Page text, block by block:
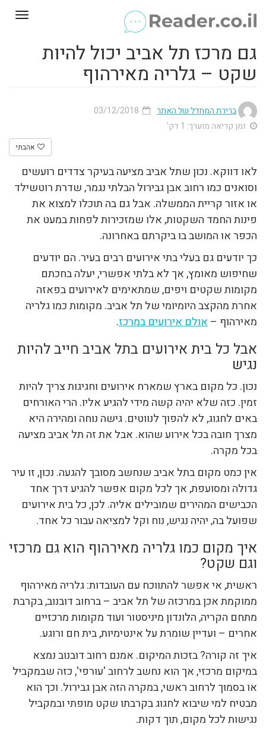
גם מרכז תל אביב יכול להיות
שקט – גלריה מאירהוף
ברירת המחדל של האתר
זמן קריאה מוערך: 1 דק'
אהבתי
לאו דווקא. נכון שתל אביב מציעה בעיקר צדדים רועשים
וסואנים כמו רחוב אבן גבירול הבלתי נגמר, שדרת רוטשילד
או אזור קריית הממשלה. אבל גם בה תוכלו למצוא את
פינות החמד השקטות, אלו שמזכירות לפחות במעט את
הכפר או המושב בו ביקרתם באחרונה.
כך יודעים גם בעלי בתי אירועים רבים בעיר. הם יודעים
שחיפוש מאומץ, אך לא בלתי אפשרי, יעלה בחכתם
מקומות שקטים ויפים, שמתאימים לאירועים בפאזה
אחרת מהקצב היומיומי של תל אביב. מקומות כמו גלריה
מאירהוף –אולם אירועים במרכז.
אבל כל בית אירועים בתל אביב חייב להיות
נגיש
נכון. כל מקום בארץ שמארח אירועים וחגיגות צריך להיות
זמין. כזה שלא יהיה קשה מידי להגיע אליו. הרי האורחים
באים לחגוג, לא להפוך לנווטים. גישה נוחה ומהירה היא
מצרך חובה בכל אירוע שהוא. אבל את זה תל אביב מציעה
בכל מקרה.
אין כמט מקום בתל אביב שנחשב מסובך להגעה. נכון, זו עיר
גדולה ומסועפת, אך לכל מקום אפשר להגיע דרך אחד
הכבישים המהירים שמובילים אליה. לכן, כל בית אירועים
שפועל בה, יהיה נגיש, נוח וקל למציאה עבור כל אחד.
איך מקום כמו גלריה מאירהוף הוא גם מרכזי
וגם שקט?
ראשית, אי אפשר להתווכח עם העובדות: גלריה מאירהוף
ממוקמת אכן במרכזה של תל אביב – ברחוב דובנוב, בקרבת
מתחם הקריה, הלונדון מיניסטור ועוד מקומות מרכזיים
אחרים – ועדיין שומרת על אינטימיות, בית חם ורוגע.
איך זה קורה? בזכות המיקום. אמנם רחוב דובנוב נמצא
במיקום מרכזי, אך הוא נחשב לרחוב 'עורפי', כזה שבמקביל
או בסמוך לרחוב ראשי, במקרה הזה אבן גבירול. וכך הוא
מבטיח למי שיבוא לחגוג בקרבתו שקט מופתי ובמקביל
נגישות לכל מקום, תוך דקות.